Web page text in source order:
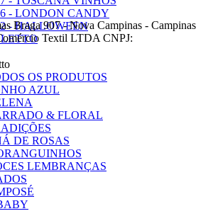
- LONDON CANDY
- HALLOWEEN
OS PRODUTOS
AZUL
& FLORAL
DE ROSAS
LEMBRANÇAS
Braga 907-Nova Campinas - Campinas
Textil LTDA CNPJ: